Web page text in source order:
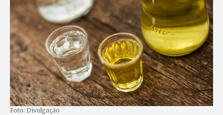
Foto: Divulgação